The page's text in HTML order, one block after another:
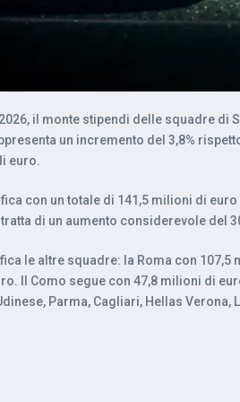
il monte stipendi delle squadre
un incremento del 3,8%
euro.
con un totale di 141,5 milioni di
di un aumento considerevole del
le altre squadre: la Roma con
Il Como segue con 47,8 milioni di
Parma, Cagliari, Hellas